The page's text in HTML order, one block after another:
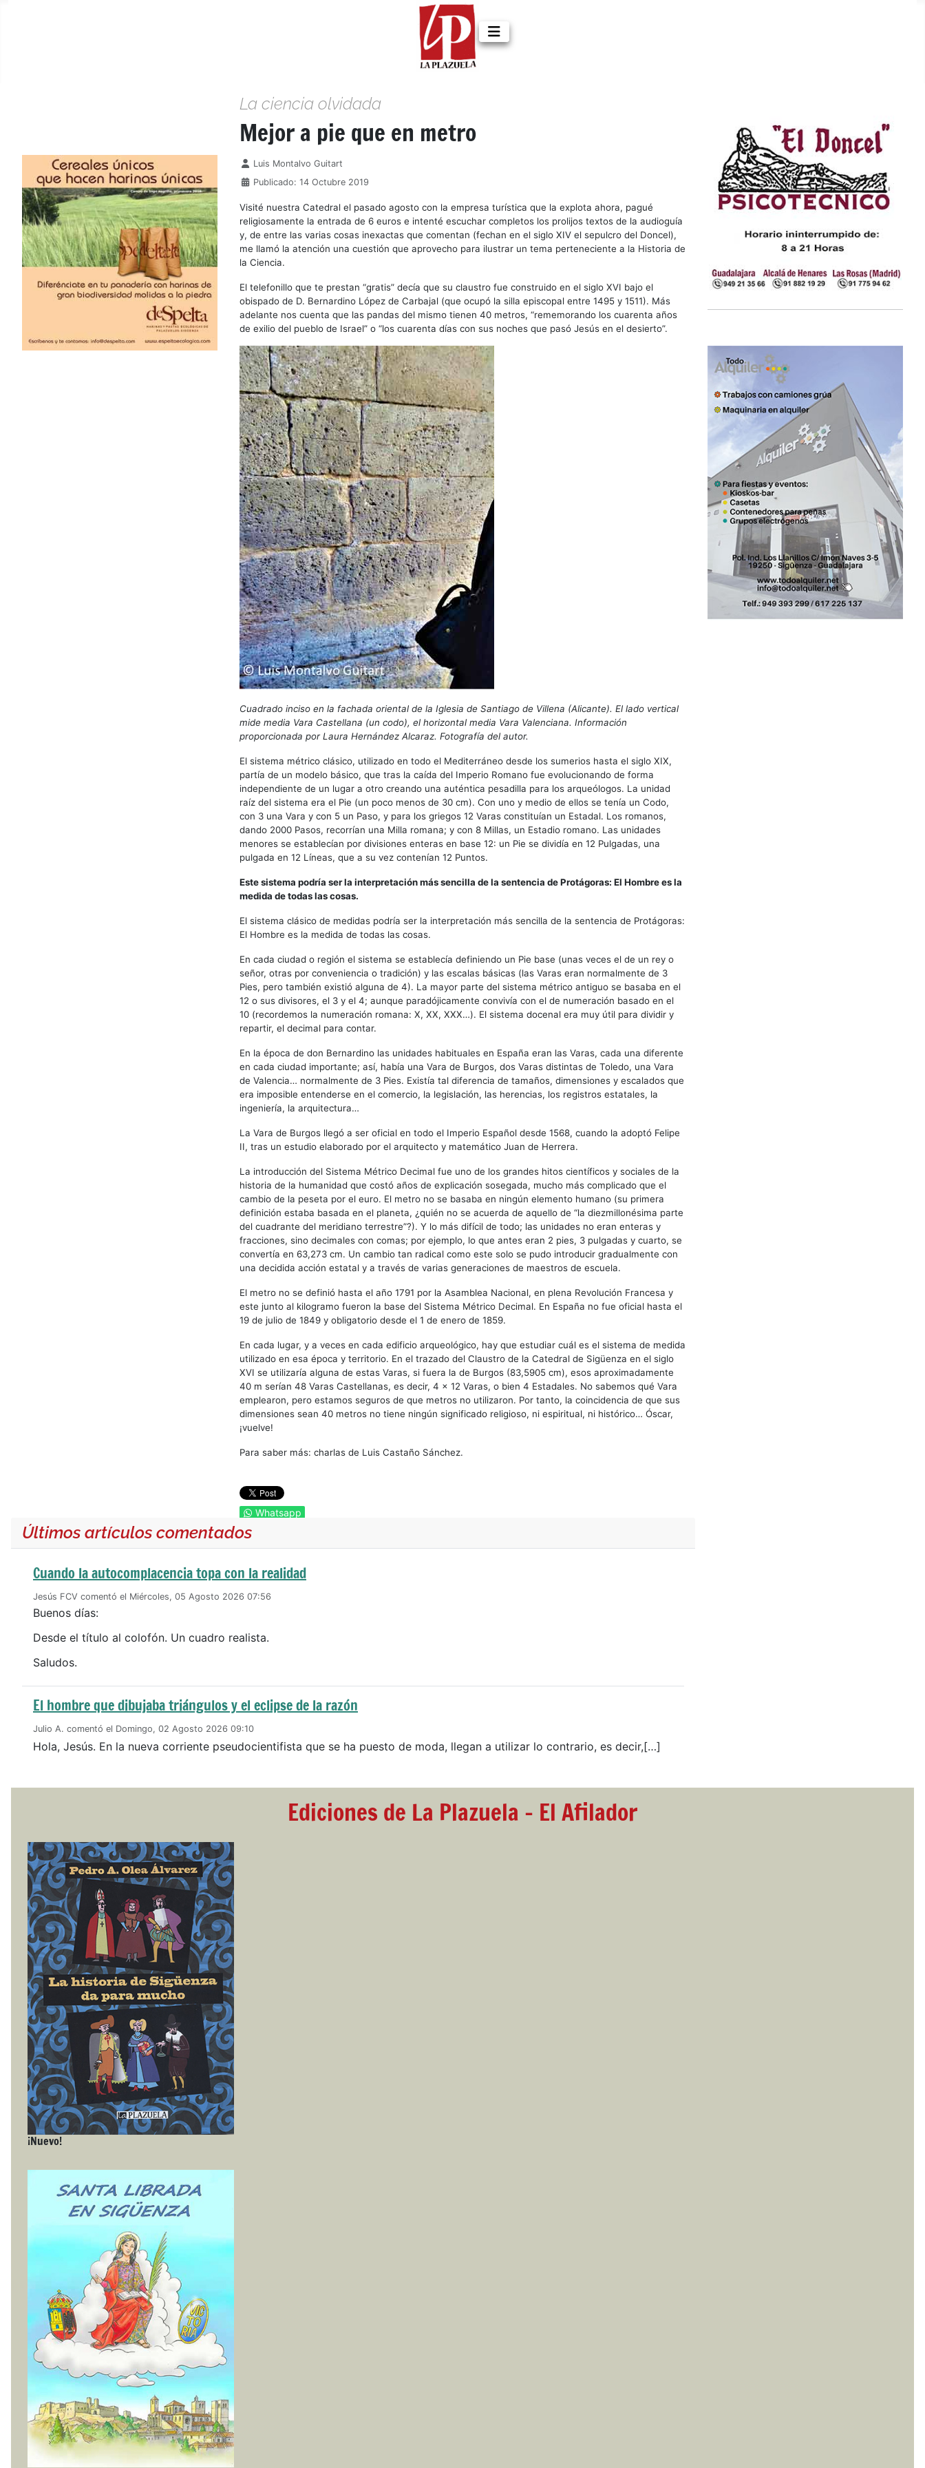
Últimos artículos comentados
Cuando la autocomplacencia topa con la realidad
Jesús FCV comentó el Miércoles, 05 Agosto 2026 07:56
Buenos días:
Desde el título al colofón. Un cuadro realista.
Saludos.
El hombre que dibujaba triángulos y el eclipse de la razón
Julio A. comentó el Domingo, 02 Agosto 2026 09:10
Hola, Jesús. En la nueva corriente pseudocientifista que se ha puesto de moda, llegan a utilizar lo contrario, es decir,[…]
La ciencia olvidada
Mejor a pie que en metro
Detalles
Luis Montalvo Guitart
Publicado: 14 Octubre 2019
Visité nuestra Catedral el pasado agosto con la empresa turística que la explota ahora, pagué
religiosamente la entrada de 6 euros e intenté escuchar completos los prolijos textos de la audioguía
y, de entre las varias cosas inexactas que comentan (fechan en el siglo XIV el sepulcro del Doncel),
me llamó la atención una cuestión que aprovecho para ilustrar un tema perteneciente a la Historia de
la Ciencia.
El telefonillo que te prestan “gratis” decía que su claustro fue construido en el siglo XVI bajo el
obispado de D. Bernardino López de Carbajal (que ocupó la silla episcopal entre 1495 y 1511). Más
adelante nos cuenta que las pandas del mismo tienen 40 metros, “rememorando los cuarenta años
de exilio del pueblo de Israel” o “los cuarenta días con sus noches que pasó Jesús en el desierto”.
Cuadrado inciso en la fachada oriental de la Iglesia de Santiago de Villena (Alicante). El lado vertical
mide media Vara Castellana (un codo), el horizontal media Vara Valenciana. Información
proporcionada por Laura Hernández Alcaraz. Fotografía del autor.
El sistema métrico clásico, utilizado en todo el Mediterráneo desde los sumerios hasta el siglo XIX,
partía de un modelo básico, que tras la caída del Imperio Romano fue evolucionando de forma
independiente de un lugar a otro creando una auténtica pesadilla para los arqueólogos. La unidad
raíz del sistema era el Pie (un poco menos de 30 cm). Con uno y medio de ellos se tenía un Codo,
con 3 una Vara y con 5 un Paso, y para los griegos 12 Varas constituían un Estadal. Los romanos,
dando 2000 Pasos, recorrían una Milla romana; y con 8 Millas, un Estadio romano. Las unidades
menores se establecían por divisiones enteras en base 12: un Pie se dividía en 12 Pulgadas, una
pulgada en 12 Líneas, que a su vez contenían 12 Puntos.
Este sistema podría ser la interpretación más sencilla de la sentencia de Protágoras: El Hombre es la
medida de todas las cosas.
El sistema clásico de medidas podría ser la interpretación más sencilla de la sentencia de Protágoras:
El Hombre es la medida de todas las cosas.
En cada ciudad o región el sistema se establecía definiendo un Pie base (unas veces el de un rey o
señor, otras por conveniencia o tradición) y las escalas básicas (las Varas eran normalmente de 3
Pies, pero también existió alguna de 4). La mayor parte del sistema métrico antiguo se basaba en el
12 o sus divisores, el 3 y el 4; aunque paradójicamente convivía con el de numeración basado en el
10 (recordemos la numeración romana: X, XX, XXX…). El sistema docenal era muy útil para dividir y
repartir, el decimal para contar.
En la época de don Bernardino las unidades habituales en España eran las Varas, cada una diferente
en cada ciudad importante; así, había una Vara de Burgos, dos Varas distintas de Toledo, una Vara
de Valencia… normalmente de 3 Pies. Existía tal diferencia de tamaños, dimensiones y escalados que
era imposible entenderse en el comercio, la legislación, las herencias, los registros estatales, la
ingeniería, la arquitectura…
La Vara de Burgos llegó a ser oficial en todo el Imperio Español desde 1568, cuando la adoptó Felipe
II, tras un estudio elaborado por el arquitecto y matemático Juan de Herrera.
La introducción del Sistema Métrico Decimal fue uno de los grandes hitos científicos y sociales de la
historia de la humanidad que costó años de explicación sosegada, mucho más complicado que el
cambio de la peseta por el euro. El metro no se basaba en ningún elemento humano (su primera
definición estaba basada en el planeta, ¿quién no se acuerda de aquello de “la diezmillonésima parte
del cuadrante del meridiano terrestre”?). Y lo más difícil de todo; las unidades no eran enteras y
fracciones, sino decimales con comas; por ejemplo, lo que antes eran 2 pies, 3 pulgadas y cuarto, se
convertía en 63,273 cm. Un cambio tan radical como este solo se pudo introducir gradualmente con
una decidida acción estatal y a través de varias generaciones de maestros de escuela.
El metro no se definió hasta el año 1791 por la Asamblea Nacional, en plena Revolución Francesa y
este junto al kilogramo fueron la base del Sistema Métrico Decimal. En España no fue oficial hasta el
19 de julio de 1849 y obligatorio desde el 1 de enero de 1859.
En cada lugar, y a veces en cada edificio arqueológico, hay que estudiar cuál es el sistema de medida
utilizado en esa época y territorio. En el trazado del Claustro de la Catedral de Sigüenza en el siglo
XVI se utilizaría alguna de estas Varas, si fuera la de Burgos (83,5905 cm), esos aproximadamente
40 m serían 48 Varas Castellanas, es decir, 4 x 12 Varas, o bien 4 Estadales. No sabemos qué Vara
emplearon, pero estamos seguros de que metros no utilizaron. Por tanto, la coincidencia de que sus
dimensiones sean 40 metros no tiene ningún significado religioso, ni espiritual, ni histórico… Óscar,
¡vuelve!
Para saber más: charlas de Luis Castaño Sánchez.
Whatsapp
Ediciones de La Plazuela - El Afilador
¡Nuevo!